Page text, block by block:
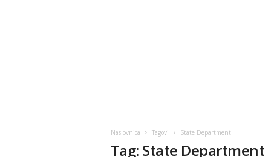
Naslovnica Tagovi State Department
Tag: State Department